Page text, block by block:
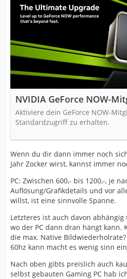
NVIDIA GeForce NOW-
Aktiviere dein GeForce NOW-
Standardzugriff zu erhalten.
Wenn du dir dann immer noch
Jahr Zocker wirst, kannst immer
PC: Zwischen 600,- bis 1200,-, je
Auflösung/Grafikdetails und vor
willst, ist eine sinnvolle Spanne.
Letzteres ist auch davon
wo der PC dann dran hängt kann.
die max. Native
60hz kann macht es wenig sinn
Nach oben gibts preislich auch
selbst gebauten Gaming PC hab